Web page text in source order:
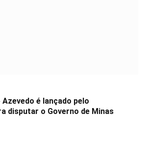
é lançado pelo
disputar o Governo de Minas